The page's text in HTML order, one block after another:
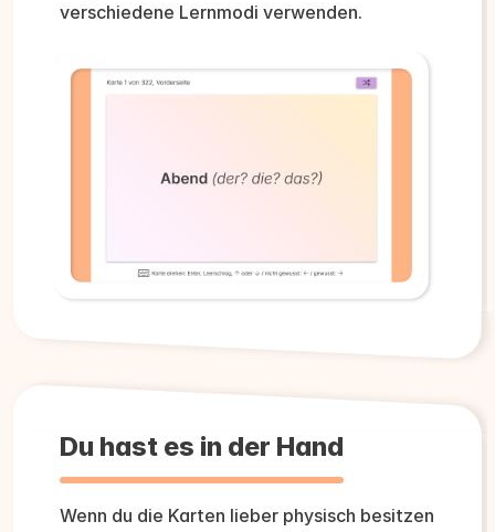
verschiedene Lernmodi verwenden.
Du hast es in der Hand
Wenn du die Karten lieber physisch besitzen